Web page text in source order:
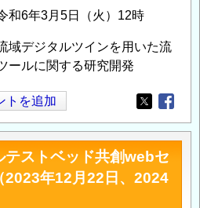
和6年3月5日（火）12時
域デジタルツインを用いた流
ールに関する研究開発
トを追加
Opens in
テストベッド共創webセ
2023年12月22日、2024